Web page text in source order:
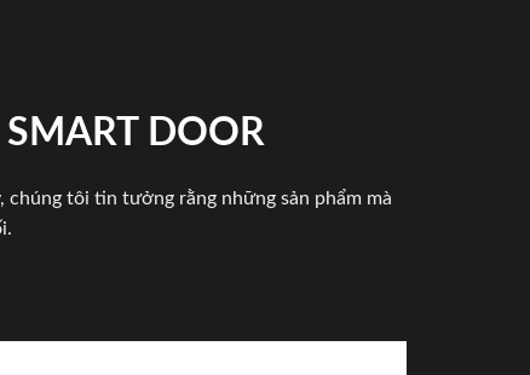
DOOR
chúng tôi tin tưởng rằng những sản phẩm mà